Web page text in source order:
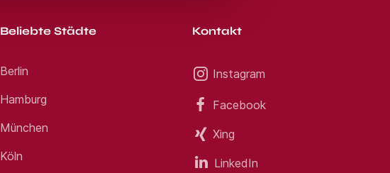
Beliebte Städte
Berlin
Hamburg
München
Köln
Kontakt
Instagram
Facebook
Xing
LinkedIn